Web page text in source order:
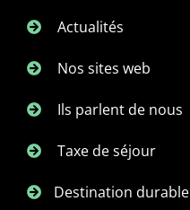
Actualités
Nos sites web
Ils parlent de nous
Taxe de séjour
Destination durable